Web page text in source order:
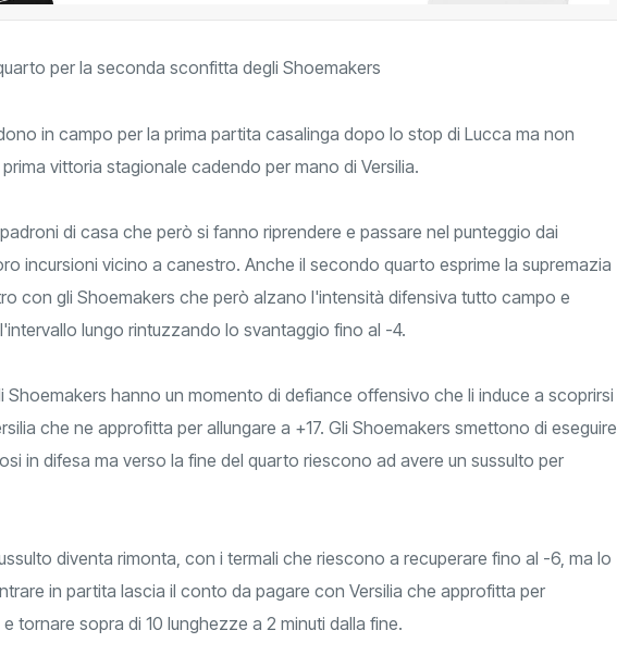
in campo per la prima partita casalinga dopo lo stop di Lucca ma non
vittoria stagionale cadendo per mano di Versilia.
di casa che però si fanno riprendere e passare nel punteggio dai
incursioni vicino a canestro. Anche il secondo quarto esprime la supremazia
con gli Shoemakers che però alzano l'intensità difensiva tutto campo e
lungo rintuzzando lo svantaggio fino al -4.
Shoemakers hanno un momento di defiance offensivo che li induce a scoprirsi
che ne approfitta per allungare a +17. Gli Shoemakers smettono di eseguire
in difesa ma verso la fine del quarto riescono ad avere un sussulto per
diventa rimonta, con i termali che riescono a recuperare fino al -6, ma lo
in partita lascia il conto da pagare con Versilia che approfitta per
tornare sopra di 10 lunghezze a 2 minuti dalla fine.